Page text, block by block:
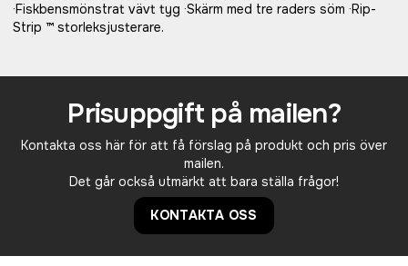
·Fiskbensmönstrat vävt tyg ·Skärm med tre raders söm ·Rip-
Strip ™ storleksjusterare.
Prisuppgift på mailen?
Kontakta oss här för att få förslag på produkt och pris över
mailen.
Det går också utmärkt att bara ställa frågor!
KONTAKTA OSS